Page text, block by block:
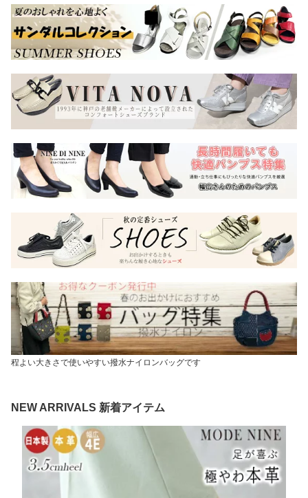
程よい大きさで使いやすい撥水ナイロンバッグです
NEW ARRIVALS 新着アイテム